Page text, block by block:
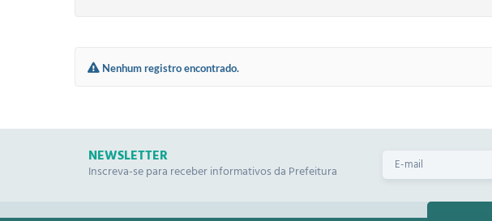
Nenhum registro encontrado.
NEWSLETTER
Inscreva-se para receber informativos da Prefeitura